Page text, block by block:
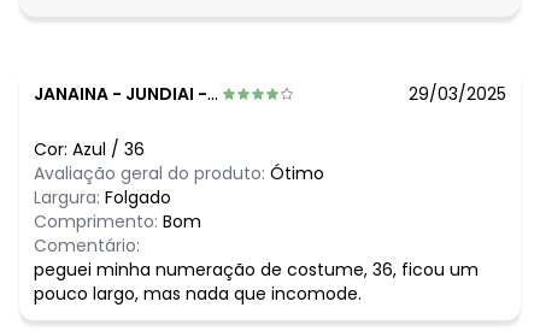
JANAINA - JUNDIAI - SP 29/03/2025
Cor: Azul / 36
Avaliação geral do produto: Ótimo
Largura: Folgado
Comprimento: Bom
Comentário:
peguei minha numeração de costume, 36, ficou um
pouco largo, mas nada que incomode.